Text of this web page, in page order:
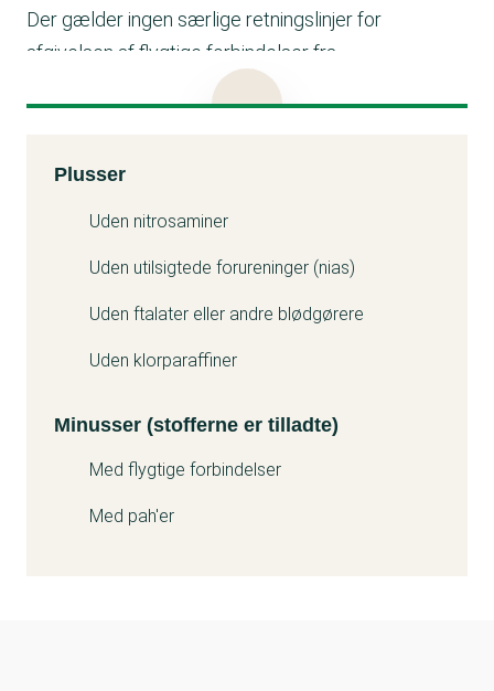
Der gælder ingen særlige retningslinjer for
afgivelsen af flygtige forbindelser fra
menstruationskopper. Menstruationskoppen
Me Luna Purple en middel kemibedømmelse.
Kemitest
Plusser
Uden nitrosaminer
Uden utilsigtede forureninger (nias)
Uden ftalater eller andre blødgørere
Uden klorparaffiner
Minusser (stofferne er tilladte)
Med flygtige forbindelser
Med pah'er